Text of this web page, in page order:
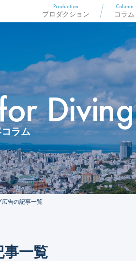
Production
プロダクション
Column
コラム
ラム
広告の記事一覧
事一覧